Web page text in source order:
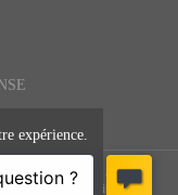
textes et images -
- Site
expérience.